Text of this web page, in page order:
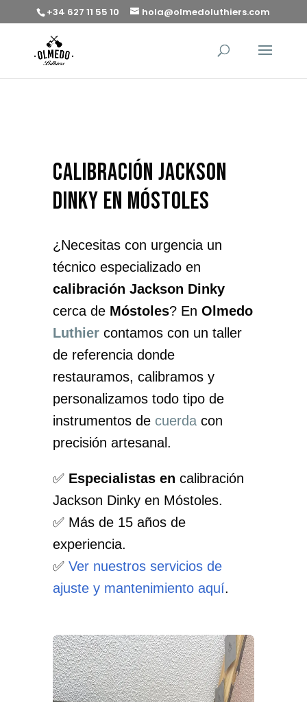
+34 627 11 55 10 hola@olmedoluthiers.com
calibración Jackson
Dinky en Móstoles
¿Necesitas con urgencia un
técnico especializado en
calibración Jackson Dinky
cerca de Móstoles? En Olmedo
Luthiercontamos con un taller
de referencia donde
restauramos, calibramos y
personalizamos todo tipo de
instrumentos de cuerdacon
precisión artesanal.
✅ Especialistas en calibración
Jackson Dinky en Móstoles.
✅ Más de 15 años de
experiencia.
✅ Ver nuestros servicios de
ajuste y mantenimiento aquí.